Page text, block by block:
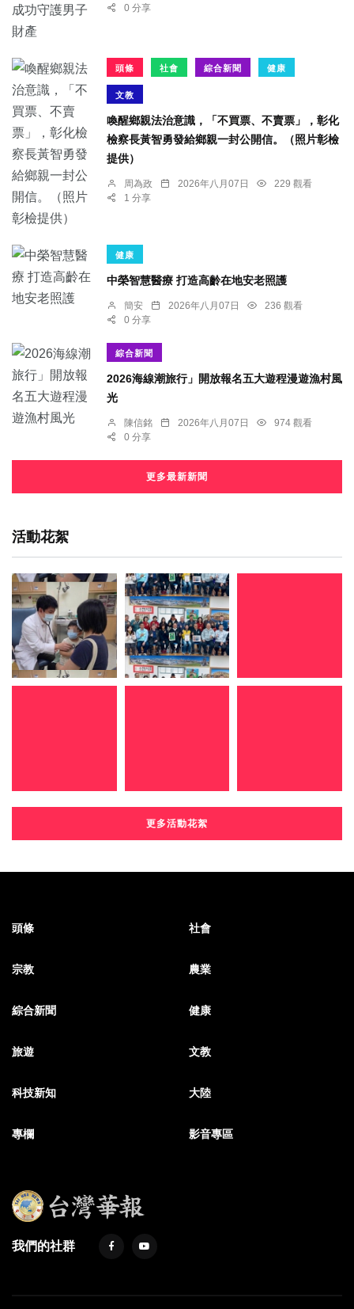
0 分享
頭條 社會 綜合新聞 健康
文教
喚醒鄉親法治意識，「不買票、不賣票」，彰化
檢察長黃智勇發給鄉親一封公開信。（照片彰檢
提供）
周為政 2026年八月07日
229 觀看
1 分享
健康
中榮智慧醫療 打造高齡在地安老照護
簡安 2026年八月07日
236 觀看
0 分享
綜合新聞
2026海線潮旅行」開放報名五大遊程漫遊漁村風
光
陳信銘 2026年八月07日
974 觀看
0 分享
更多最新新聞
活動花絮
更多活動花絮
頭條 社會
宗教 農業
綜合新聞 健康
旅遊 文教
科技新知 大陸
專欄 影音專區
我們的社群